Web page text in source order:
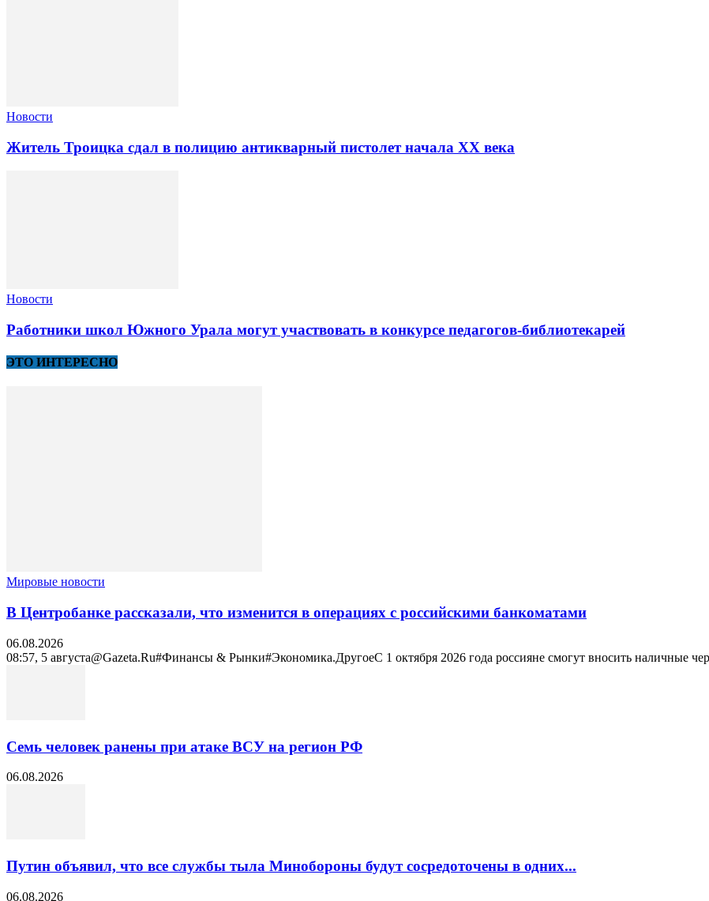
Новости
Житель Троицка сдал в полицию антикварный пистолет начала XX века
Новости
Работники школ Южного Урала могут участвовать в конкурсе педагогов-библиотекарей
ЭТО ИНТЕРЕСНО
Мировые новости
В Центробанке рассказали, что изменится в операциях с российскими банкоматами
06.08.2026
08:57, 5 августа@Gazeta.Ru#Финансы & Рынки#Экономика.ДругоеС 1 октября 2026 года россияне смогут вносить наличные
Семь человек ранены при атаке ВСУ на регион РФ
06.08.2026
Путин объявил, что все службы тыла Минобороны будут сосредоточены в одних...
06.08.2026